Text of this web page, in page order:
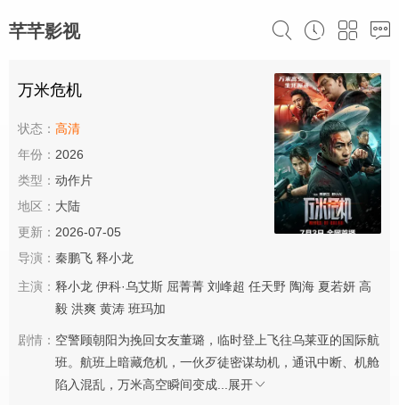
芊芊影视
万米危机
状态： 高清
年份： 2026
类型： 动作片
地区： 大陆
更新： 2026-07-05
导演： 秦鹏飞 释小龙
主演： 释小龙 伊科·乌艾斯 屈菁菁 刘峰超 任天野 陶海 夏若妍 高
毅 洪爽 黄涛 班玛加
剧情： 空警顾朝阳为挽回女友董璐，临时登上飞往乌莱亚的国际航
班。航班上暗藏危机，一伙歹徒密谋劫机，通讯中断、机舱
陷入混乱，万米高空瞬间变成...
展开